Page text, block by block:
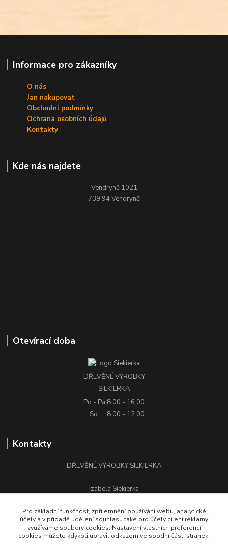
Informace pro zákazníky
O nás
Jan nakupovat
Obchodní podmínky
Ochrana osobních údajů
Kontakty
Kde nás najdete
Vendryně 1021
739 94 Vendryně
Otevírací doba
DŘEVĚNÉ VÝROBKY
SIEKIERKA
Po - Pá 8:00 - 16:00
So
8:00 - 12:00
Kontakty
DŘEVĚNÉ VÝROBKY SIEKIERKA
Izabela Siekierka
stolarstwo.siekierka@seznam.cz
Pro základní funkčnost, zpříjemnění používání webu, analytické
účely a v případě udělení souhlasu také pro účely cílení reklamy
využíváme soubory cookies. Nastavení vlastních preferencí
cookies můžete kdykoli upravit odkazem ve spodní části stránek.